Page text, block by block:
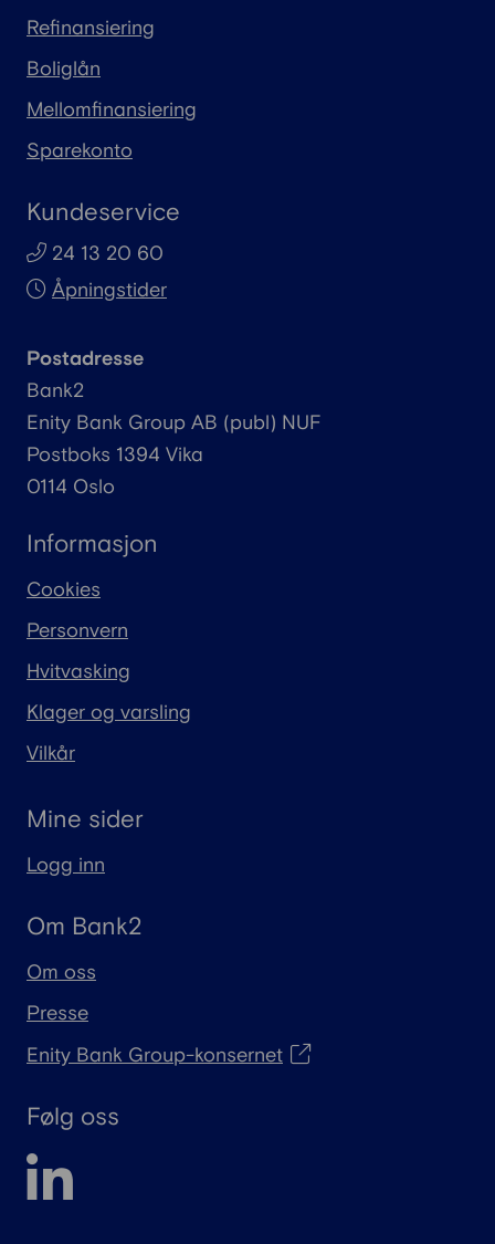
Refinansiering
Boliglån
Mellomfinansiering
Sparekonto
Kundeservice
24 13 20 60
Åpningstider
Postadresse
Bank2
Enity Bank Group AB (publ) NUF
Postboks 1394 Vika
0114 Oslo
Informasjon
Cookies
Personvern
Hvitvasking
Klager og varsling
Vilkår
Mine sider
Logg inn
Om Bank2
Om oss
Presse
Enity Bank Group-konsernet
Følg oss